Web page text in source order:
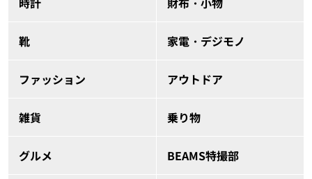
靴 家電・デジモノ
ファッション アウトドア
雑貨 乗り物
グルメ BEAMS特撮部